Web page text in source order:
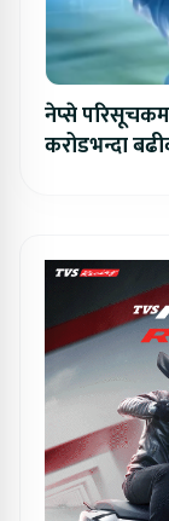
नेप्से
करोडभन्दा